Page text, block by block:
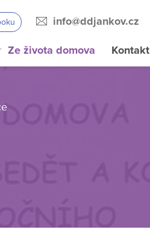
info@ddjankov.cz
Ze života domova Kontakt